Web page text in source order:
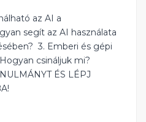
az AI a
segít az AI használata
3. Emberi és gépi
csináljuk mi?
ÉS LÉPJ